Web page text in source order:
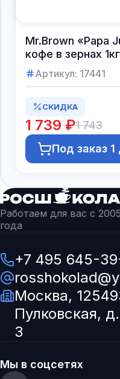
Mr.Brown «Papa
кофе в зернах 1кг
Артикул: 17441
СКИДКА
1 739 ₽1 743
Под заказ 1
Работаем для вас с 2005
года
+7 495 645-
Москва,
Пулковская,
3
Мы в соцсетях